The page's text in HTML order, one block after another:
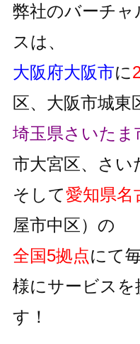
弊社のバーチ
スは、
大阪府大阪市に
区、大阪市城東
埼玉県さいたま
市大宮区、さい
そして愛知県名
屋市中区）の
全国5拠点にて
様にサービスを
す！